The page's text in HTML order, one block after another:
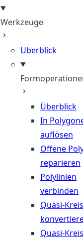
Werkzeuge
Überblick
Überblick
In
auflösen
Offene
reparieren
Polylinien
verbinden
Quasi-
Quasi-